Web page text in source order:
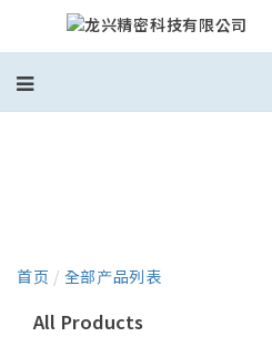
首页 / 全部产品列表
All Products